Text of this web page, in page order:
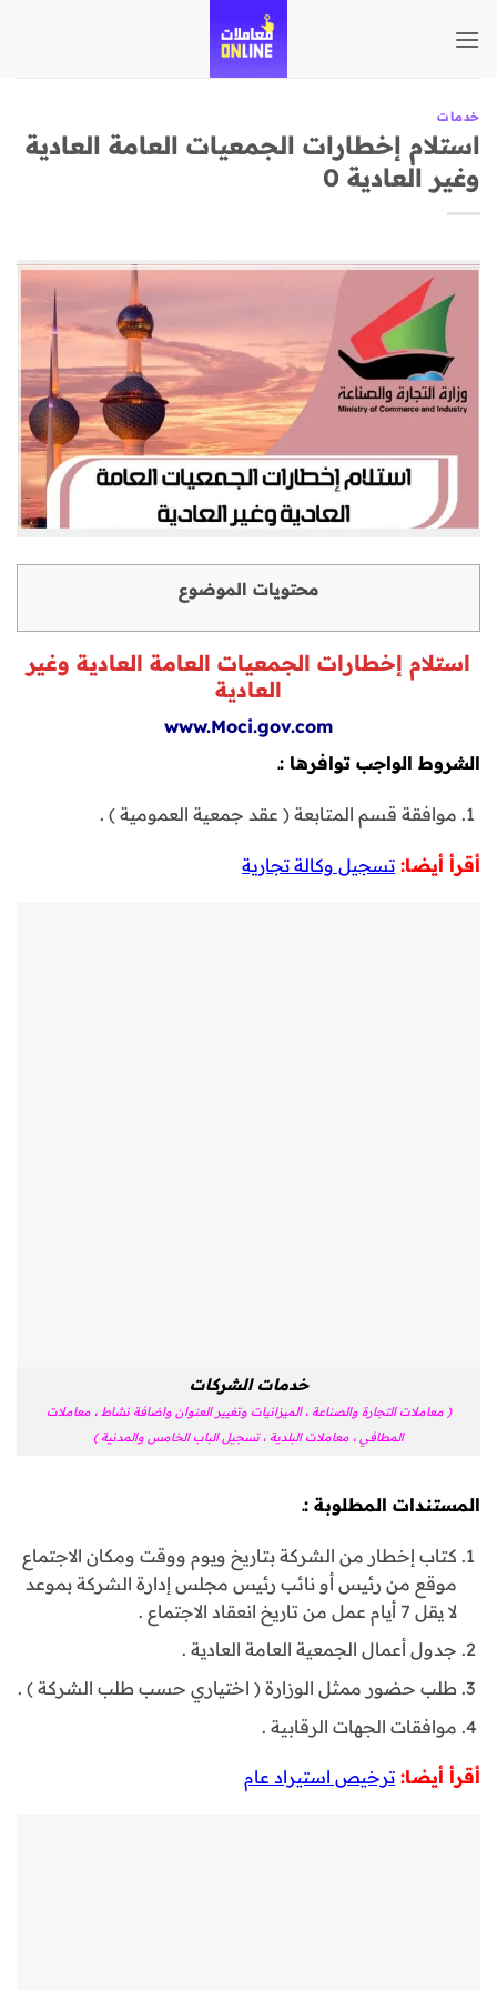
للمحتوى
خدمات
استلام إخطارات الجمعيات العامة العادية
وغير العادية 0
محتويات الموضوع
استلام إخطارات الجمعيات العامة العادية وغير
العادية
www.Moci.gov.com
الشروط الواجب توافرها :ـ
موافقة قسم المتابعة ( عقد جمعية العمومية ) .
أقرأ أيضا: تسجيل وكالة تجارية
خدمات الشركات
( معاملات التجارة والصناعة ، الميزانيات وتغيير العنوان واضافة نشاط ، معاملات
المطافي ، معاملات البلدية ، تسجيل الباب الخامس والمدنية )
المستندات المطلوبة :ـ
كتاب إخطار من الشركة بتاريخ ويوم ووقت ومكان الاجتماع
موقع من رئيس أو نائب رئيس مجلس إدارة الشركة بموعد
لا يقل 7 أيام عمل من تاريخ انعقاد الاجتماع .
جدول أعمال الجمعية العامة العادية .
طلب حضور ممثل الوزارة ( اختياري حسب طلب الشركة ) .
موافقات الجهات الرقابية .
أقرأ أيضا: ترخيص استيراد عام